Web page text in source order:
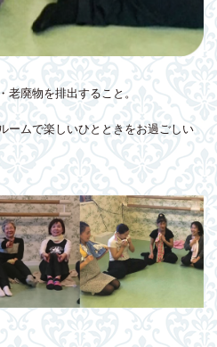
老廃物を排出すること。
ームで楽しいひとときをお過ごしい